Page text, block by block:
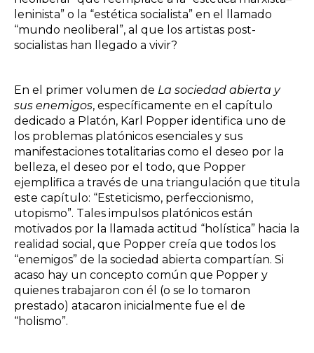
leninista” o la “estética socialista” en el llamado
“mundo neoliberal”, al que los artistas post-
socialistas han llegado a vivir?
En el primer volumen de La sociedad abierta y
sus enemigos, específicamente en el capítulo
dedicado a Platón, Karl Popper identifica uno de
los problemas platónicos esenciales y sus
manifestaciones totalitarias como el deseo por la
belleza, el deseo por el todo, que Popper
ejemplifica a través de una triangulación que titula
este capítulo: “Esteticismo, perfeccionismo,
utopismo”. Tales impulsos platónicos están
motivados por la llamada actitud “holística” hacia la
realidad social, que Popper creía que todos los
“enemigos” de la sociedad abierta compartían. Si
acaso hay un concepto común que Popper y
quienes trabajaron con él (o se lo tomaron
prestado) atacaron inicialmente fue el de
“holismo”.